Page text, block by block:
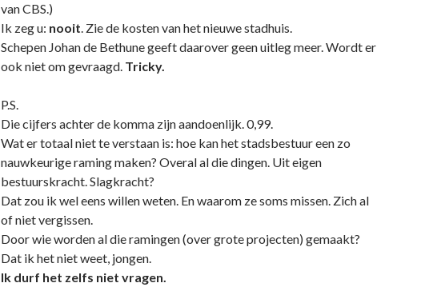
van CBS.)
Ik zeg u: nooit. Zie de kosten van het nieuwe stadhuis.
Schepen Johan de Bethune geeft daarover geen uitleg meer. Wordt er
ook niet om gevraagd. Tricky.
P.S.
Die cijfers achter de komma zijn aandoenlijk. 0,99.
Wat er totaal niet te verstaan is: hoe kan het stadsbestuur een zo
nauwkeurige raming maken? Overal al die dingen. Uit eigen
bestuurskracht. Slagkracht?
Dat zou ik wel eens willen weten. En waarom ze soms missen. Zich al
of niet vergissen.
Door wie worden al die ramingen (over grote projecten) gemaakt?
Dat ik het niet weet, jongen.
Ik durf het zelfs niet vragen.